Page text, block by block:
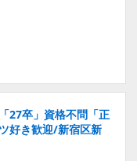
27卒」資格不問「正
好き歓迎/新宿区新